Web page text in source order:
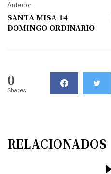
Anterior
SANTA MISA 14
DOMINGO ORDINARIO
0
Shares
RELACIONADOS